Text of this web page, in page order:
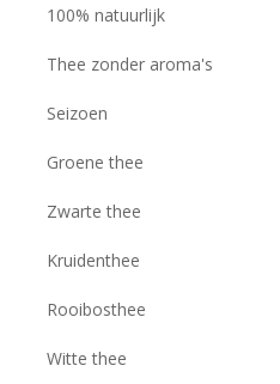
100% natuurlijk
Thee zonder aroma's
Seizoen
Groene thee
Zwarte thee
Kruidenthee
Rooibosthee
Witte thee